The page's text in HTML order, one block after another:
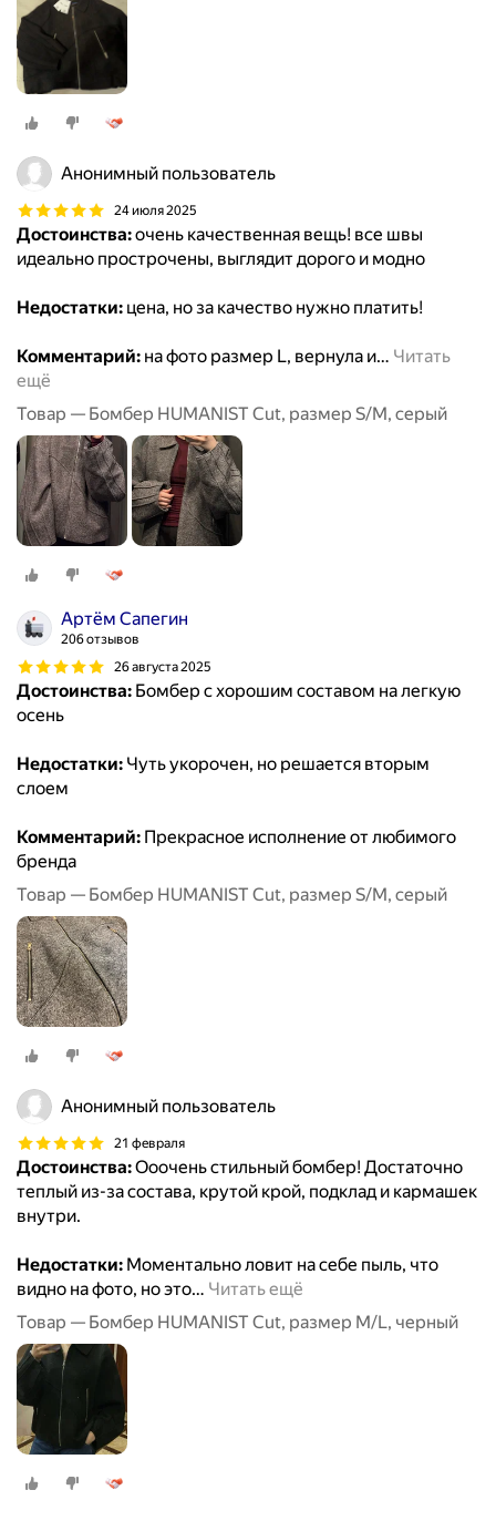
Анонимный пользователь
24 июля 2025
Достоинства:очень качественная вещь! все швы
идеально прострочены, выглядит дорого и модно
Недостатки: цена, но за качество нужно платить!
Комментарий: на фото размер L, вернула и… Читать
ещё
Товар — Бомбер HUMANIST Cut, размер S/M, серый
Артём Сапегин
206 отзывов
26 августа 2025
Достоинства: Бомбер с хорошим составом на легкую
осень
Недостатки: Чуть укорочен, но решается вторым
слоем
Комментарий: Прекрасное исполнение от любимого
бренда
Товар — Бомбер HUMANIST Cut, размер S/M, серый
Анонимный пользователь
21 февраля
Достоинства:Ооочень стильный бомбер! Достаточно
теплый из-за состава, крутой крой, подклад и кармашек
внутри.
Недостатки: Моментально ловит на себе пыль, что
видно на фото, но это… Читать ещё
Товар — Бомбер HUMANIST Cut, размер M/L, черный